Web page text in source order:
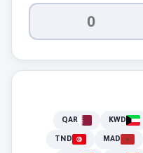
KWD
QAR
MAD
TND